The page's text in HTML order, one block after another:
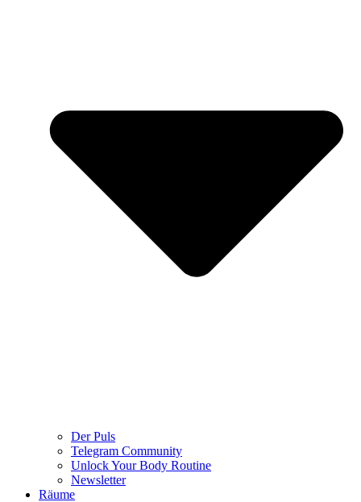
Der Puls
Telegram Community
Unlock Your Body Routine
Newsletter
Räume